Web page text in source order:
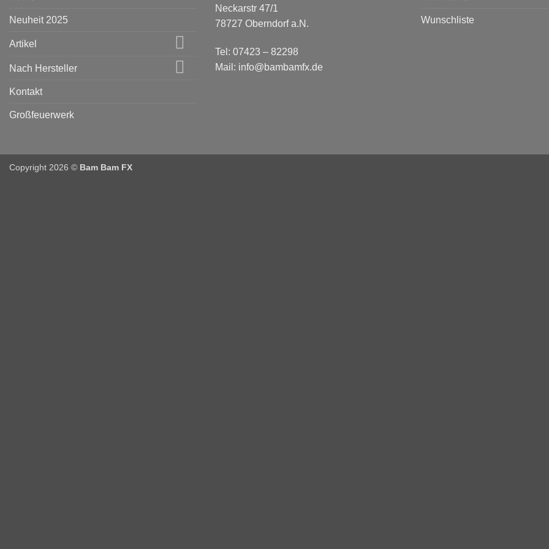
Neuheit 2025
Artikel
Nach Hersteller
Kontakt
Großfeuerwerk
Neckarstr 47/1
78727 Oberndorf a.N.
Tel: 07423 – 82298
Mail: info@bambamfx.de
Wunschliste
Copyright 2026 © Bam Bam FX